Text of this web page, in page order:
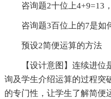
咨询题2十位上4+9=13
咨询题3百位上的7是如
预设2简便运算的方法
【设计意图】连续进
询及学生介绍运算的过程突
的专门性，让学生了解简便